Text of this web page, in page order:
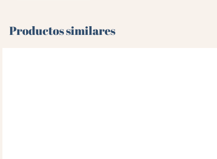
Productos similares